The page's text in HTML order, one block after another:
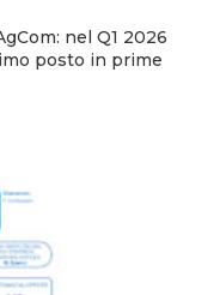
nel Q1 2026
posto in prime